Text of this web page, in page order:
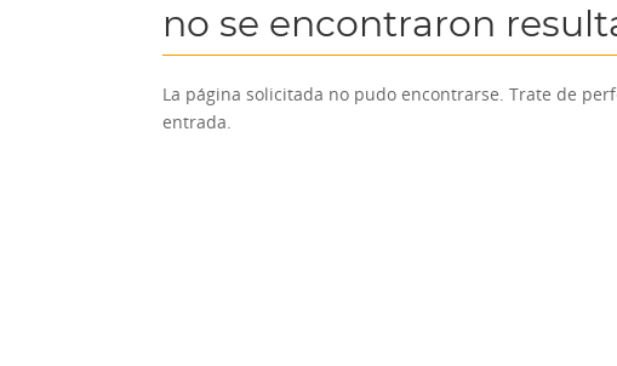
no se encontraron
La página solicitada no pudo encontrarse. Trate de
entrada.